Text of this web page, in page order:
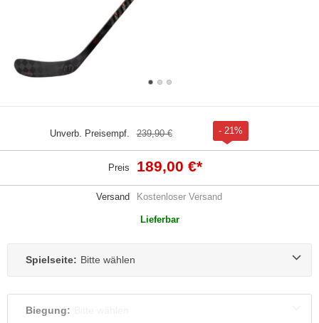
Unverb. Preisempf. 239,90 € - 21%
Preis 189,00 €*
Versand Kostenloser Versand
Lieferbar
Spielseite: Bitte wählen
Biegung: